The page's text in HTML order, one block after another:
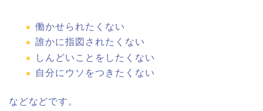
働かせられたくない
誰かに指図されたくない
しんどいことをしたくない
自分にウソをつきたくない
などなどです。